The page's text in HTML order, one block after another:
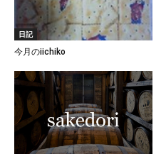
日記
今月のiichiko